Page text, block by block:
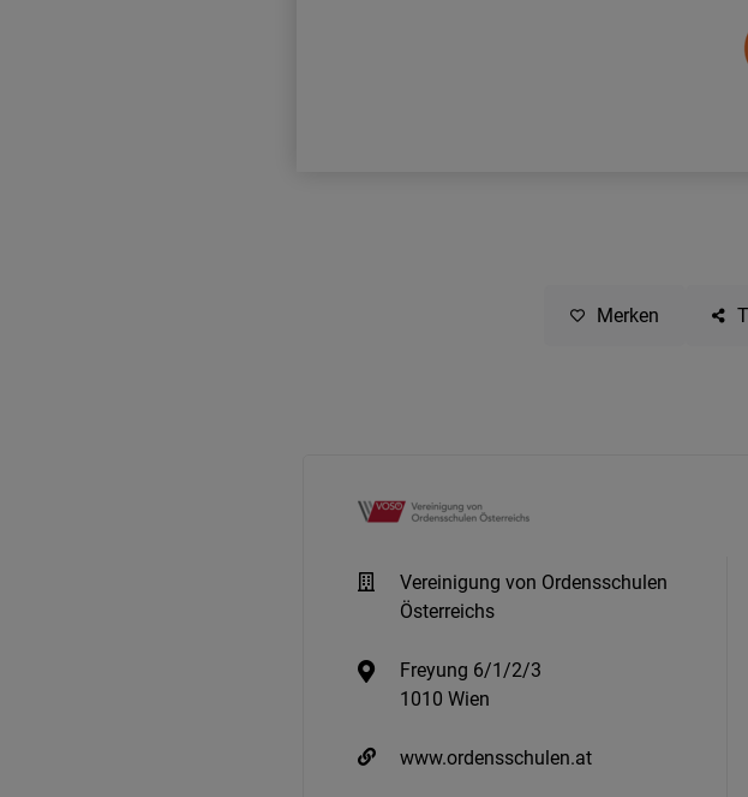
Merken
Vereinigung von Ordensschulen
Österreichs
Freyung 6/1/2/3
1010 Wien
www.ordensschulen.at